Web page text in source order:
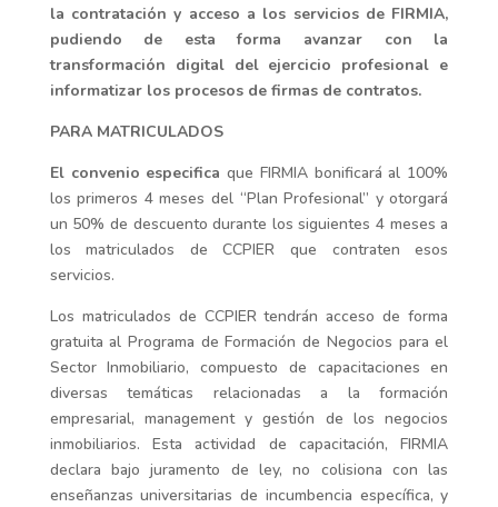
la contratación y acceso a los servicios de FIRMIA,
pudiendo de esta forma avanzar con la
transformación digital del ejercicio profesional e
informatizar los procesos de firmas de contratos.
PARA MATRICULADOS
El convenio especifica que FIRMIA bonificará al 100%
los primeros 4 meses del “Plan Profesional” y otorgará
un 50% de descuento durante los siguientes 4 meses a
los matriculados de CCPIER que contraten esos
servicios.
Los matriculados de CCPIER tendrán acceso de forma
gratuita al Programa de Formación de Negocios para el
Sector Inmobiliario, compuesto de capacitaciones en
diversas temáticas relacionadas a la formación
empresarial, management y gestión de los negocios
inmobiliarios. Esta actividad de capacitación, FIRMIA
declara bajo juramento de ley, no colisiona con las
enseñanzas universitarias de incumbencia específica, y